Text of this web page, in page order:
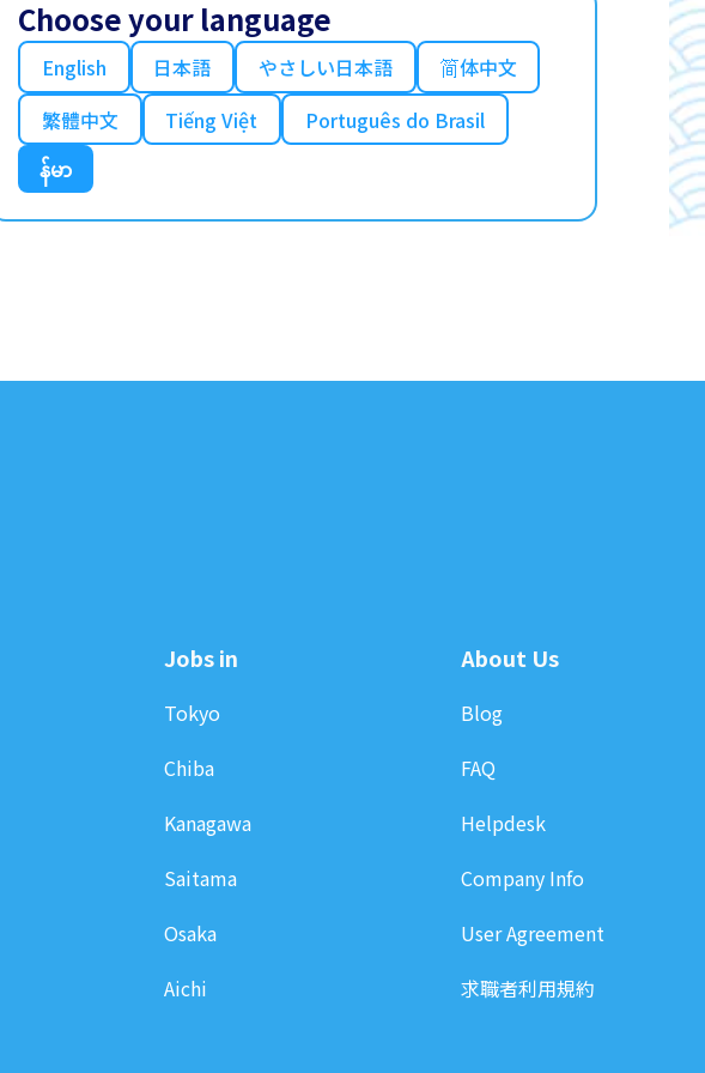
Choose your language
English 日本語 やさしい日本語
简体中文
繁體中文
Tiếng Việt
Português do Brasil
န်မာ
Jobs in
Tokyo
Chiba
Kanagawa
Saitama
Osaka
Aichi
About Us
Blog
FAQ
Helpdesk
Company Info
User Agreement
求職者利用規約